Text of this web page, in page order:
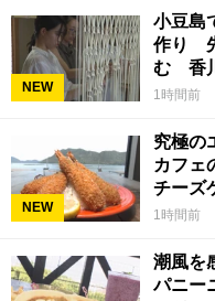
NEW
小豆島
作り
む 香川
1時間前
NEW
究極の
カフェ
チーズ
ェ】
1時間前
潮風を
パニー